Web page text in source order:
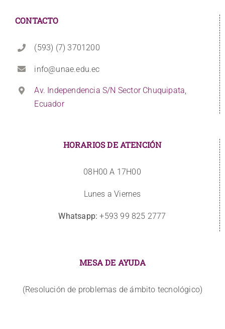
CONTACTO
(593) (7) 3701200
info@unae.edu.ec
Av. Independencia S/N Sector Chuquipata,
Ecuador
HORARIOS DE ATENCIÓN
08H00 A 17H00
Lunes a Viernes
Whatsapp: +593 99 825 2777
MESA DE AYUDA
(Resolución de problemas de ámbito tecnológico)